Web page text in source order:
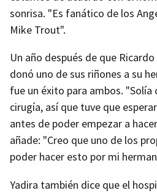
sonrisa. "Es fanático de los
Mike Trout".
Un año después de que
donó uno de sus riñones a su
fue un éxito para ambos. "Solía
cirugía, así que tuve que
antes de poder empezar a
añade: "Creo que uno de los
poder hacer esto por mi
Yadira también dice que el